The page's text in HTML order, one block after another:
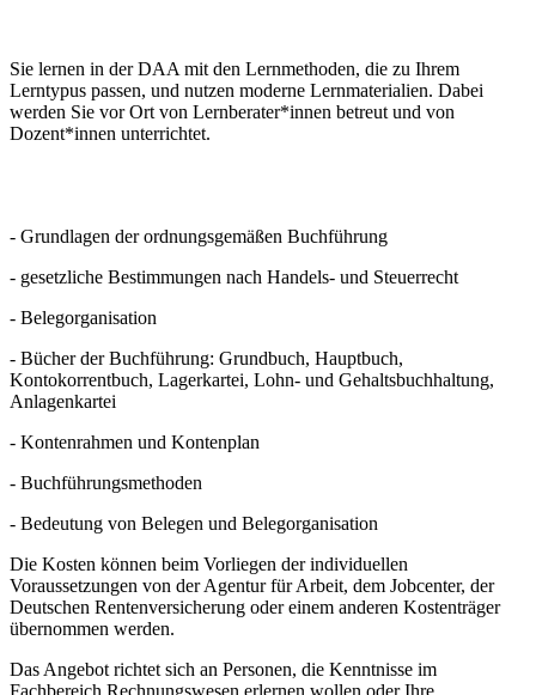
Sie lernen in der DAA mit den Lernmethoden, die zu Ihrem
Lerntypus passen, und nutzen moderne Lernmaterialien. Dabei
werden Sie vor Ort von Lernberater*innen betreut und von
Dozent*innen unterrichtet.
- Grundlagen der ordnungsgemäßen Buchführung
- gesetzliche Bestimmungen nach Handels- und Steuerrecht
- Belegorganisation
- Bücher der Buchführung: Grundbuch, Hauptbuch,
Kontokorrentbuch, Lagerkartei, Lohn- und Gehaltsbuchhaltung,
Anlagenkartei
- Kontenrahmen und Kontenplan
- Buchführungsmethoden
- Bedeutung von Belegen und Belegorganisation
Die Kosten können beim Vorliegen der individuellen
Voraussetzungen von der Agentur für Arbeit, dem Jobcenter, der
Deutschen Rentenversicherung oder einem anderen Kostenträger
übernommen werden.
Das Angebot richtet sich an Personen, die Kenntnisse im